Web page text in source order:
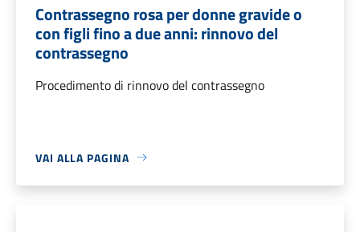
Contrassegno rosa per donne gravide o
con figli fino a due anni: rinnovo del
contrassegno
Procedimento di rinnovo del contrassegno
VAI ALLA PAGINA